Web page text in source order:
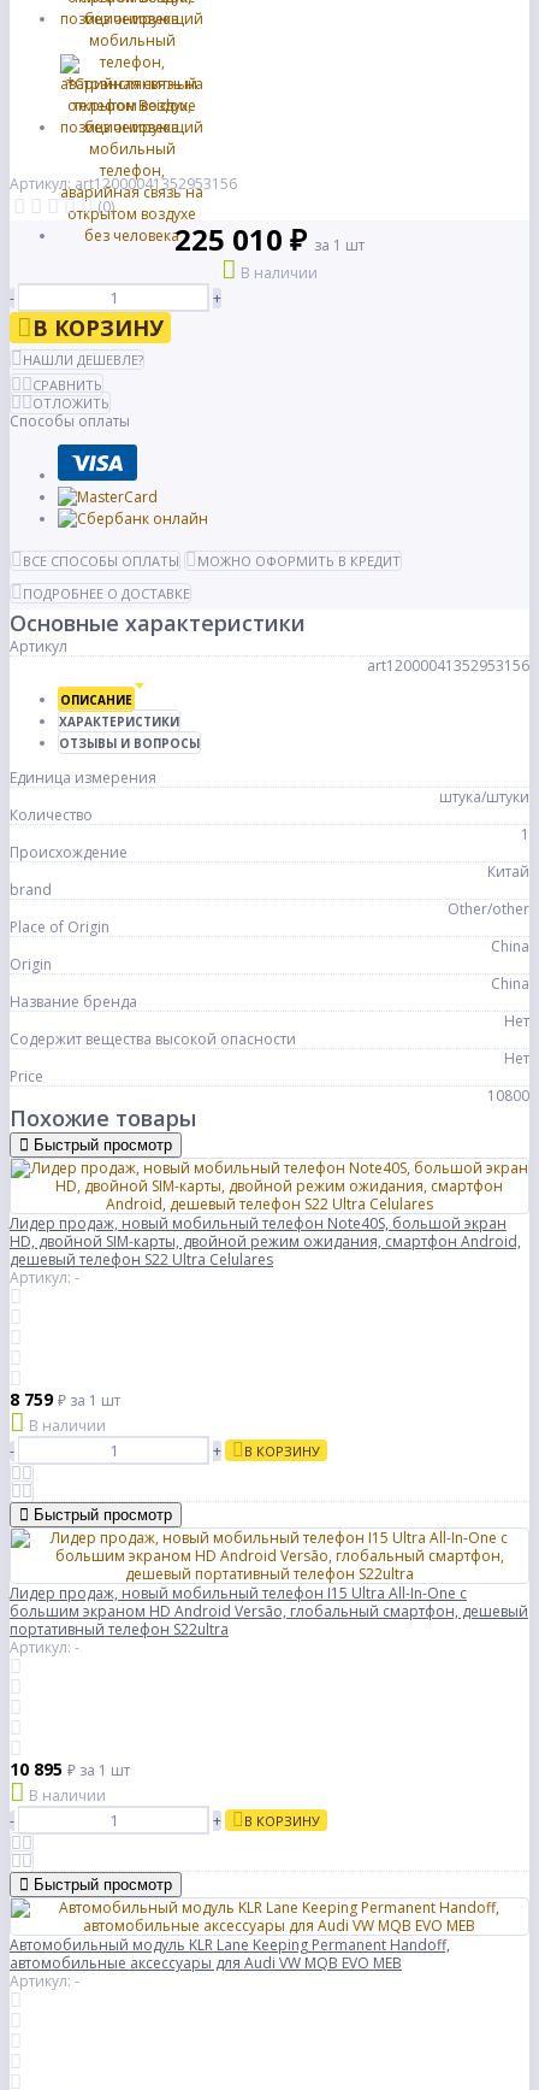
Артикул: art12000041352953156
(0)
225 010 ₽ за 1 шт
В наличии
-
+
В КОРЗИНУ
НАШЛИ ДЕШЕВЛЕ?
СРАВНИТЬ
ОТЛОЖИТЬ
Способы оплаты
ВСЕ СПОСОБЫ ОПЛАТЫ
МОЖНО ОФОРМИТЬ В КРЕДИТ
ПОДРОБНЕЕ О ДОСТАВКЕ
Основные характеристики
Артикул
art12000041352953156
ОПИСАНИЕ
ХАРАКТЕРИСТИКИ
ОТЗЫВЫ И ВОПРОСЫ
Единица измерения
штука/штуки
Количество
1
Происхождение
Китай
brand
Other/other
Place of Origin
China
Origin
China
Название бренда
Нет
Содержит вещества высокой опасности
Нет
Price
10800
Похожие товары
Быстрый просмотр
Лидер продаж, новый мобильный телефон Note40S, большой экран
HD, двойной SIM-карты, двойной режим ожидания, смартфон Android,
дешевый телефон S22 Ultra Celulares
Артикул: -
8 759₽ за 1 шт
В наличии
-
+ В КОРЗИНУ
Быстрый просмотр
Лидер продаж, новый мобильный телефон I15 Ultra All-In-One с
большим экраном HD Android Versão, глобальный смартфон, дешевый
портативный телефон S22ultra
Артикул: -
10 895 ₽ за 1 шт
В наличии
-
+ В КОРЗИНУ
Быстрый просмотр
Автомобильный модуль KLR Lane Keeping Permanent Handoff,
автомобильные аксессуары для Audi VW MQB EVO MEB
Артикул: -